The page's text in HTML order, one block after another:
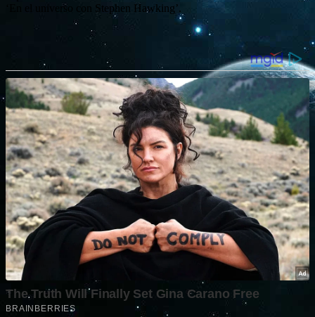
‘En el universo con Stephen Hawking’.